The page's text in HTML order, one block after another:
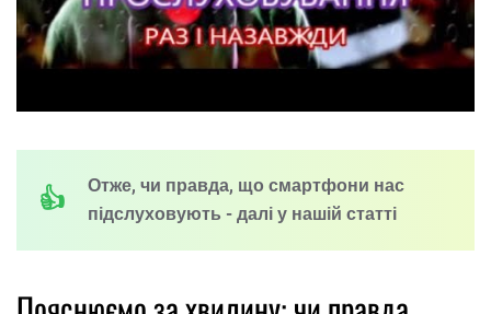
Отже, чи правда, що смартфони нас
підслуховують - далі у нашій статті